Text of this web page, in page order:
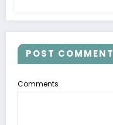
POST COMMENT
Comments